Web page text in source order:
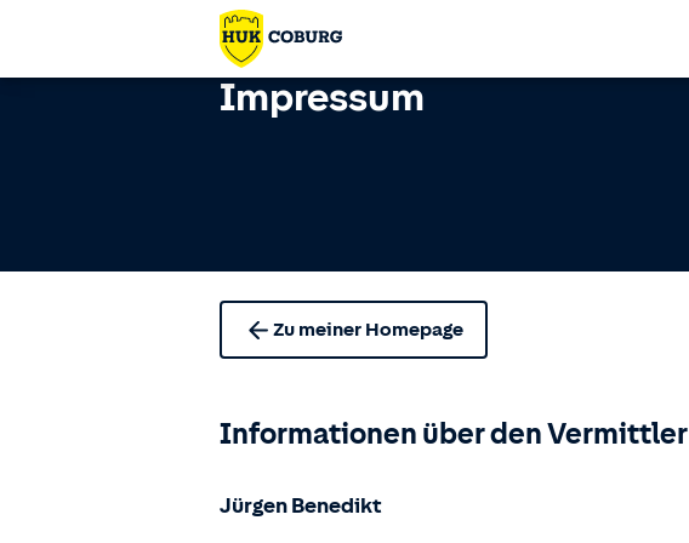
Impressum
Zu meiner Homepage
Informationen über den Vermittler
Jürgen Benedikt